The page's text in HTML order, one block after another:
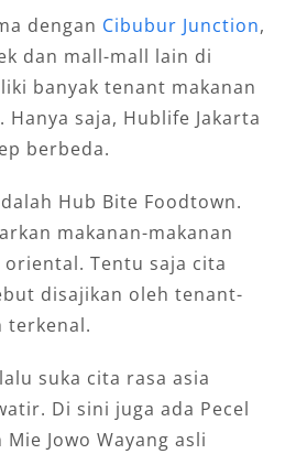
dengan Cibubur Junction,
dan mall-mall lain di
banyak tenant makanan
saja, Hublife Jakarta
berbeda.
Hub Bite Foodtown.
makanan-makanan
Tentu saja cita
disajikan oleh tenant-
terkenal.
suka cita rasa asia
Di sini juga ada Pecel
Jowo Wayang asli